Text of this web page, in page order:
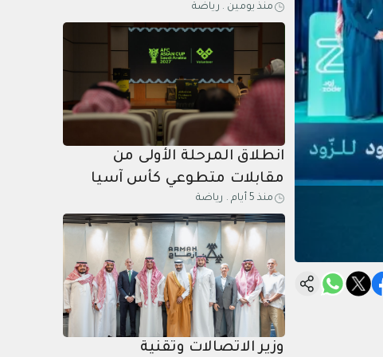
ريال حتى عام 2031
منذ يومين . رياضة
انطلاق المرحلة الأولى من
مقابلات متطوعي كأس آسيا
السعودية 2027 في الخبر
منذ 5 أيام . رياضة
وزير الاتصالات وتقنية